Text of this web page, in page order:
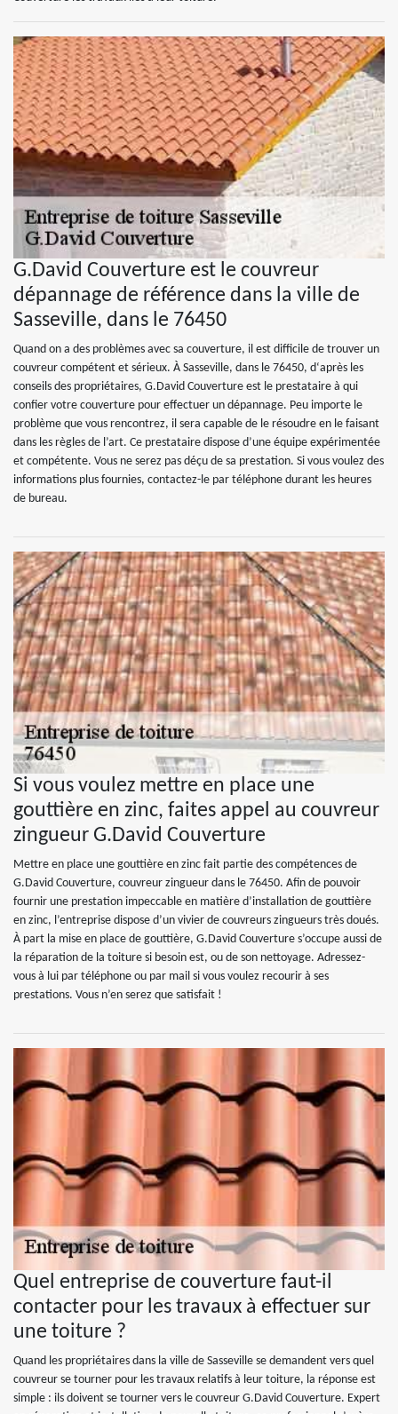
G.David Couverture est le couvreur
dépannage de référence dans la ville de
Sasseville, dans le 76450
Quand on a des problèmes avec sa couverture, il est difficile de trouver un
couvreur compétent et sérieux. À Sasseville, dans le 76450, d‘après les
conseils des propriétaires, G.David Couverture est le prestataire à qui
confier votre couverture pour effectuer un dépannage. Peu importe le
problème que vous rencontrez, il sera capable de le résoudre en le faisant
dans les règles de l’art. Ce prestataire dispose d’une équipe expérimentée
et compétente. Vous ne serez pas déçu de sa prestation. Si vous voulez des
informations plus fournies, contactez-le par téléphone durant les heures
de bureau.
Si vous voulez mettre en place une
gouttière en zinc, faites appel au couvreur
zingueur G.David Couverture
Mettre en place une gouttière en zinc fait partie des compétences de
G.David Couverture, couvreur zingueur dans le 76450. Afin de pouvoir
fournir une prestation impeccable en matière d’installation de gouttière
en zinc, l’entreprise dispose d’un vivier de couvreurs zingueurs très doués.
À part la mise en place de gouttière, G.David Couverture s’occupe aussi de
la réparation de la toiture si besoin est, ou de son nettoyage. Adressez-
vous à lui par téléphone ou par mail si vous voulez recourir à ses
prestations. Vous n’en serez que satisfait !
Quel entreprise de couverture faut-il
contacter pour les travaux à effectuer sur
une toiture ?
Quand les propriétaires dans la ville de Sasseville se demandent vers quel
couvreur se tourner pour les travaux relatifs à leur toiture, la réponse est
simple : ils doivent se tourner vers le couvreur G.David Couverture. Expert